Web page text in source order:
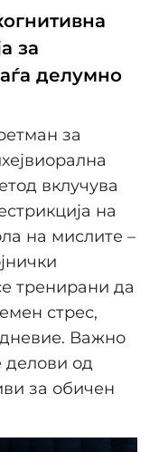
за
делумно
за
вклучува
на
на мислите –
тренирани да
стрес,
Важно
делови од
за обичен